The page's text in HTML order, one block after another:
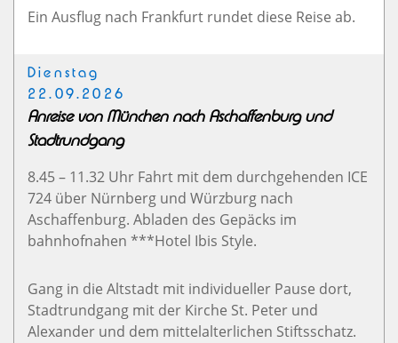
Ein Ausflug nach Frankfurt rundet diese Reise ab.
Dienstag
22.09.2026
Anreise von München nach Aschaffenburg und
Stadtrundgang
8.45 – 11.32 Uhr Fahrt mit dem durchgehenden ICE
724 über Nürnberg und Würzburg nach
Aschaffenburg. Abladen des Gepäcks im
bahnhofnahen ***Hotel Ibis Style.
Gang in die Altstadt mit individueller Pause dort,
Stadtrundgang mit der Kirche St. Peter und
Alexander und dem mittelalterlichen Stiftsschatz.